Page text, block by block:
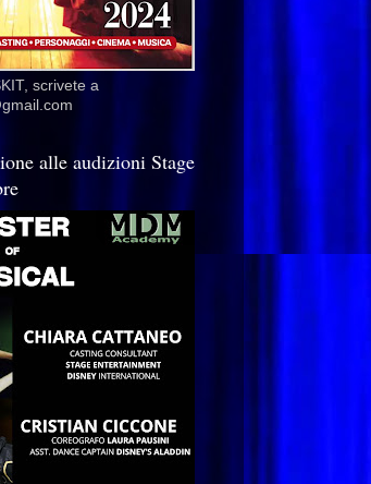
scrivete a
alle audizioni Stage